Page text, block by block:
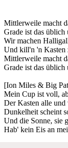
Mittlerweile macht
Grade ist das üblich
Wir machen
Und kill'n 'n Kasten
Mittlerweile macht
Grade ist das üblich
[Ion Miles & Big
Mein Cup ist voll,
Der Kasten alle
Dunkelheit scheint
Und die Sonne, sie
Hab' kein Eis an